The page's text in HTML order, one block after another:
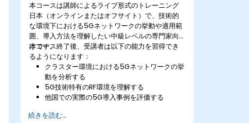
本コースは講師によるライブ形式のトレーニング
日本（オンラインまたはオフサイト）で、技術的
な環境下における5Gネットワークの挙動や適用範
囲、導入方法を理解したい中級レベルの専門家向
けです。
本コース終了後、受講者は以下の能力を習得でき
るようになります：
クラスター環境における5Gネットワークの挙
動を分析する
5G技術特有のRF環境を理解する
他国での実際の5G導入事例を評価する
限界を評価する
続きを読む...